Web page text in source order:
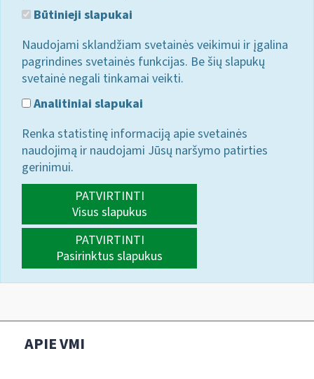
Būtinieji slapukai
Naudojami sklandžiam svetainės veikimui ir įgalina
pagrindines svetainės funkcijas. Be šių slapukų
svetainė negali tinkamai veikti.
Analitiniai slapukai
Renka statistinę informaciją apie svetainės
naudojimą ir naudojami Jūsų naršymo patirties
gerinimui.
PATVIRTINTI
Visus slapukus
PATVIRTINTI
Pasirinktus slapukus
APIE VMI